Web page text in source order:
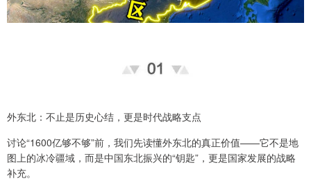
外东北：不止是历史心结，更是时代战略支点
讨论“1600亿够不够”前，我们先读懂外东北的真正价值——它不是地
图上的冰冷疆域，而是中国东北振兴的“钥匙”，更是国家发展的战略
补充。